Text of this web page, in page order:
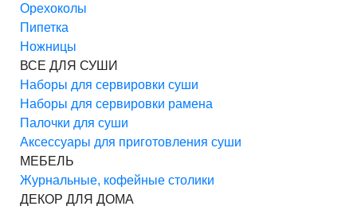
Орехоколы
Пипетка
Ножницы
ВСЕ ДЛЯ СУШИ
Наборы для сервировки суши
Наборы для сервировки рамена
Палочки для суши
Аксессуары для приготовления суши
МЕБЕЛЬ
Журнальные, кофейные столики
ДЕКОР ДЛЯ ДОМА